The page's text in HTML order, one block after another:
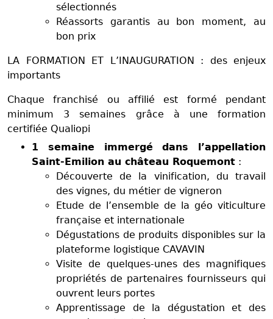
sélectionnés
Réassorts garantis au bon moment, au
bon prix
LA FORMATION ET L’INAUGURATION : des enjeux
importants
Chaque franchisé ou affilié est formé pendant
minimum 3 semaines grâce à une formation
certifiée Qualiopi
1 semaine immergé dans l’appellation
Saint-Emilion au château Roquemont :
Découverte de la vinification, du travail
des vignes, du métier de vigneron
Etude de l’ensemble de la géo viticulture
française et internationale
Dégustations de produits disponibles sur la
plateforme logistique CAVAVIN
Visite de quelques-unes des magnifiques
propriétés de partenaires fournisseurs qui
ouvrent leurs portes
Apprentissage de la dégustation et des